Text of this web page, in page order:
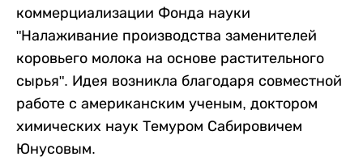
коммерциализации Фонда науки
"Налаживание производства заменителей
коровьего молока на основе растительного
сырья". Идея возникла благодаря совместной
работе с американским ученым, доктором
химических наук Темуром Сабировичем
Юнусовым.